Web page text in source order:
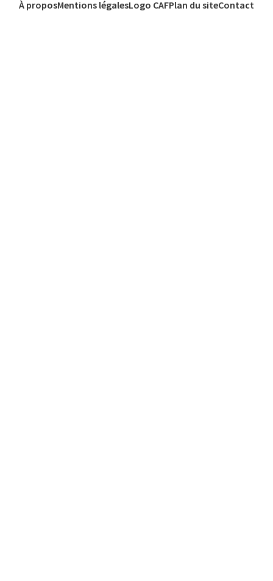
À proposMentions légalesLogo CAFPlan du siteContact